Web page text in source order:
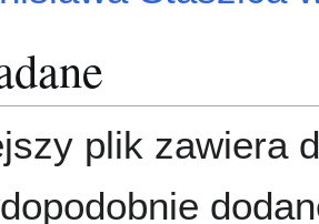
plik zawiera